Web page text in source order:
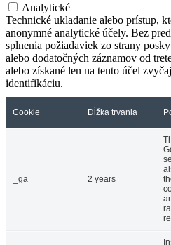
Analytické
Technické ukladanie alebo prístup,
anonymné analytické účely. Bez
splnenia požiadaviek zo strany
alebo dodatočných záznamov od
alebo získané len na tento účel
identifikáciu.
Cookie Dĺžka trvania
_ga 2 years